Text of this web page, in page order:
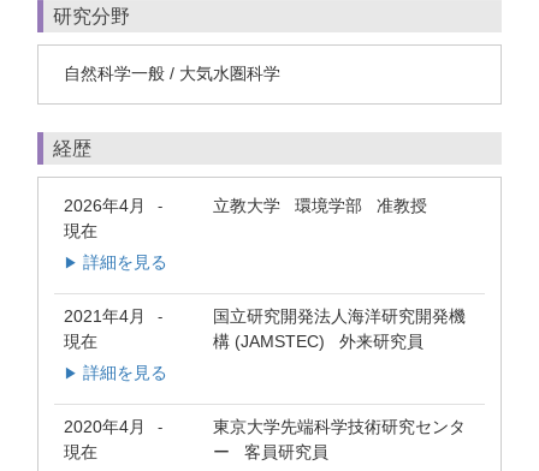
研究分野
自然科学一般 / 大気水圏科学
経歴
2026年4月 -
現在
立教大学 環境学部 准教授
▶ 詳細を見る
2021年4月 -
現在
国立研究開発法人海洋研究開発機
構 (JAMSTEC) 外来研究員
▶ 詳細を見る
2020年4月 -
現在
東京大学先端科学技術研究センタ
ー 客員研究員